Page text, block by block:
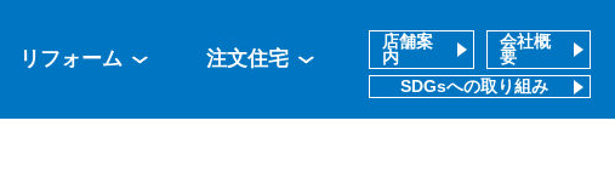
リフォーム 注文住宅
店舗案
内
会社概
要
SDGsへの取り組み